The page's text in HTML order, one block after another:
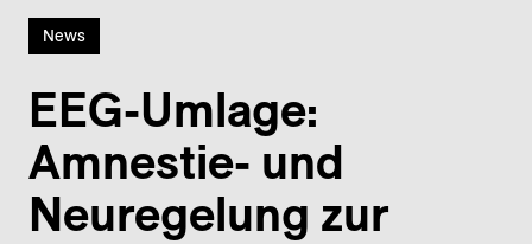
News
EEG-Umlage:
Amnestie- und
Neuregelung zur